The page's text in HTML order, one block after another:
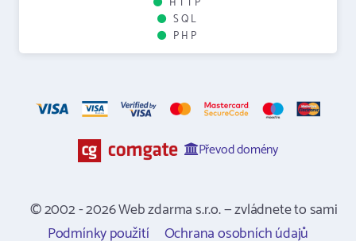
SQL
PHP
Převod domény
© 2002 - 2026 Web zdarma s.r.o. — zvládnete to sami
Podmínky použití
Ochrana osobních údajů